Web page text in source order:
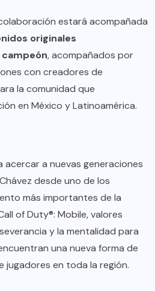
estará acompañada
originales
, acompañados por
con creadores de
la comunidad que
en México y Latinoamérica.
a nuevas generaciones
desde uno de los
más importantes de la
of Duty®: Mobile, valores
y la mentalidad para
una nueva forma de
jugadores en toda la región.